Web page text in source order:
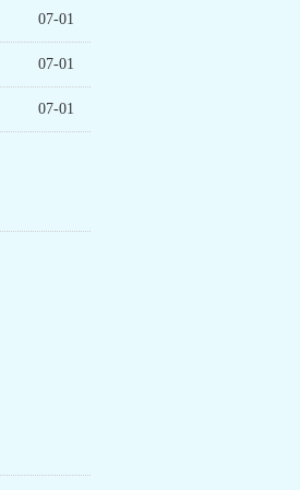
07-01
07-01
07-01